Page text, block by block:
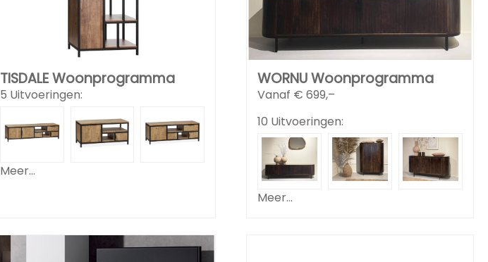
TISDALE Woonprogramma
5 Uitvoeringen:
Meer...
WORNU Woonprogramma
Vanaf €699,–
10 Uitvoeringen:
Meer...